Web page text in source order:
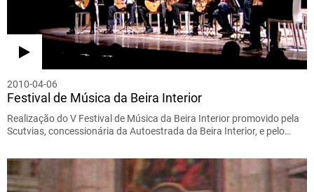
2010-04-06
Festival de Música da Beira Interior
Realização do V Festival de Música da Beira Interior promovido pela
Scutvias, concessionária da Autoestrada da Beira Interior, e pelo…